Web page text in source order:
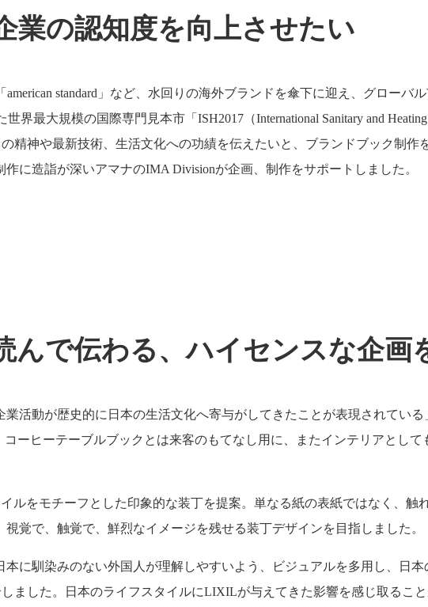
業の認知度を向上させたい
standard」など、水回りの海外ブランドを傘下に迎え、グローバ
最大規模の国際専門見本市「ISH2017（International Sanitary and
神や最新技術、生活文化への功績を伝えたいと、ブランドブック制作
に造詣が深いアマナのIMA Divisionが企画、制作をサポートしました。
んで伝わる、ハイセンスな企画
活動が歴史的に日本の生活文化へ寄与がしてきたことが表現されてい
ーヒーテーブルブックとは来客のもてなし用に、またインテリアとし
をモチーフとした印象的な装丁を提案。単なる紙の表紙ではなく、触
覚で、触覚で、鮮烈なイメージを残せる装丁デザインを目指しました。
に馴染みのない外国人が理解しやすいよう、ビジュアルを多用し、日
ました。日本のライフスタイルにLIXILが与えてきた影響を感じ取るこ